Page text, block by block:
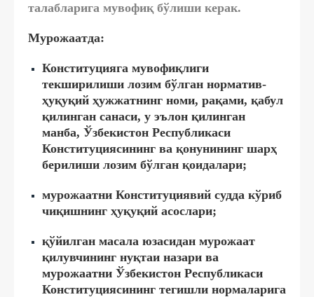
талабларига мувофиқ бўлиши керак.
Мурожаатда:
Конституцияга мувофиқлиги
текширилиши лозим бўлган норматив-
ҳуқуқий ҳужжатнинг номи, рақами, қабул
қилинган санаси, у эълон қилинган
манба, Ўзбекистон Республикаси
Конституциясининг ва қонунининг шарҳ
берилиши лозим бўлган қоидалари;
мурожаатни Конституциявий судда кўриб
чиқишнинг ҳуқуқий асослари;
қўйилган масала юзасидан мурожаат
қилувчининг нуқтаи назари ва
мурожаатни Ўзбекистон Республикаси
Конституциясининг тегишли нормаларига